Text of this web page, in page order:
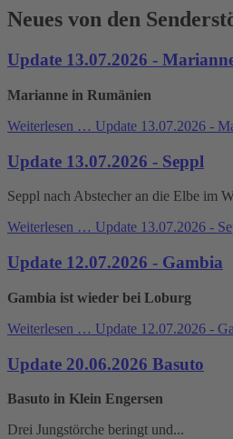
Neues von den
Update 13.07.2026 -
Marianne in Rumänien
Weiterlesen … Update 13.07.2026 -
Update 13.07.2026 - Seppl
Seppl nach Abstecher an die Elbe im
Weiterlesen … Update 13.07.2026 -
Update 12.07.2026 - Gambia
Gambia ist wieder bei Loburg
Weiterlesen … Update 12.07.2026 -
Update 20.06.2026 Basuto
Basuto in Klein Engersen
Drei Jungstörche beringt und...